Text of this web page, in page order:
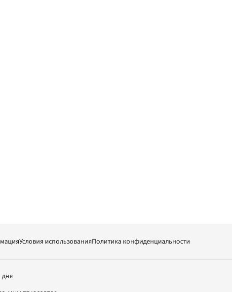
Условия использованияПолитика конфиденциальности
дня